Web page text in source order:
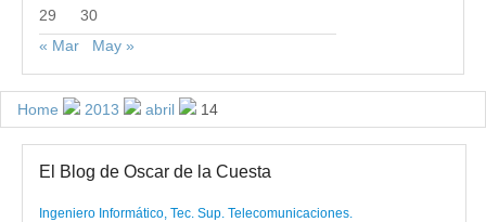
29
30
« Mar
May »
Home 2013 abril 14
El Blog de Oscar de la Cuesta
Ingeniero Informático, Tec. Sup. Telecomunicaciones.